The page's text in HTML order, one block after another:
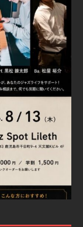
ンジ可能ですの
8650